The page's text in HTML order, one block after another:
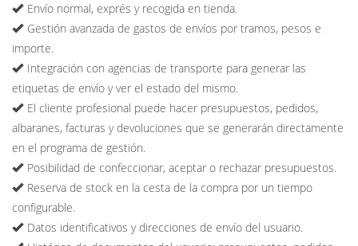
Envío normal, exprés y recogida en tienda.
Gestión avanzada de gastos de envíos por tramos, pesos e
importe.
Integración con agencias de transporte para generar las
etiquetas de envío y ver el estado del mismo.
El cliente profesional puede hacer presupuestos, pedidos,
albaranes, facturas y devoluciones que se generarán directamente
en el programa de gestión.
Posibilidad de confeccionar, aceptar o rechazar presupuestos.
Reserva de stock en la cesta de la compra por un tiempo
configurable.
Datos identificativos y direcciones de envío del usuario.